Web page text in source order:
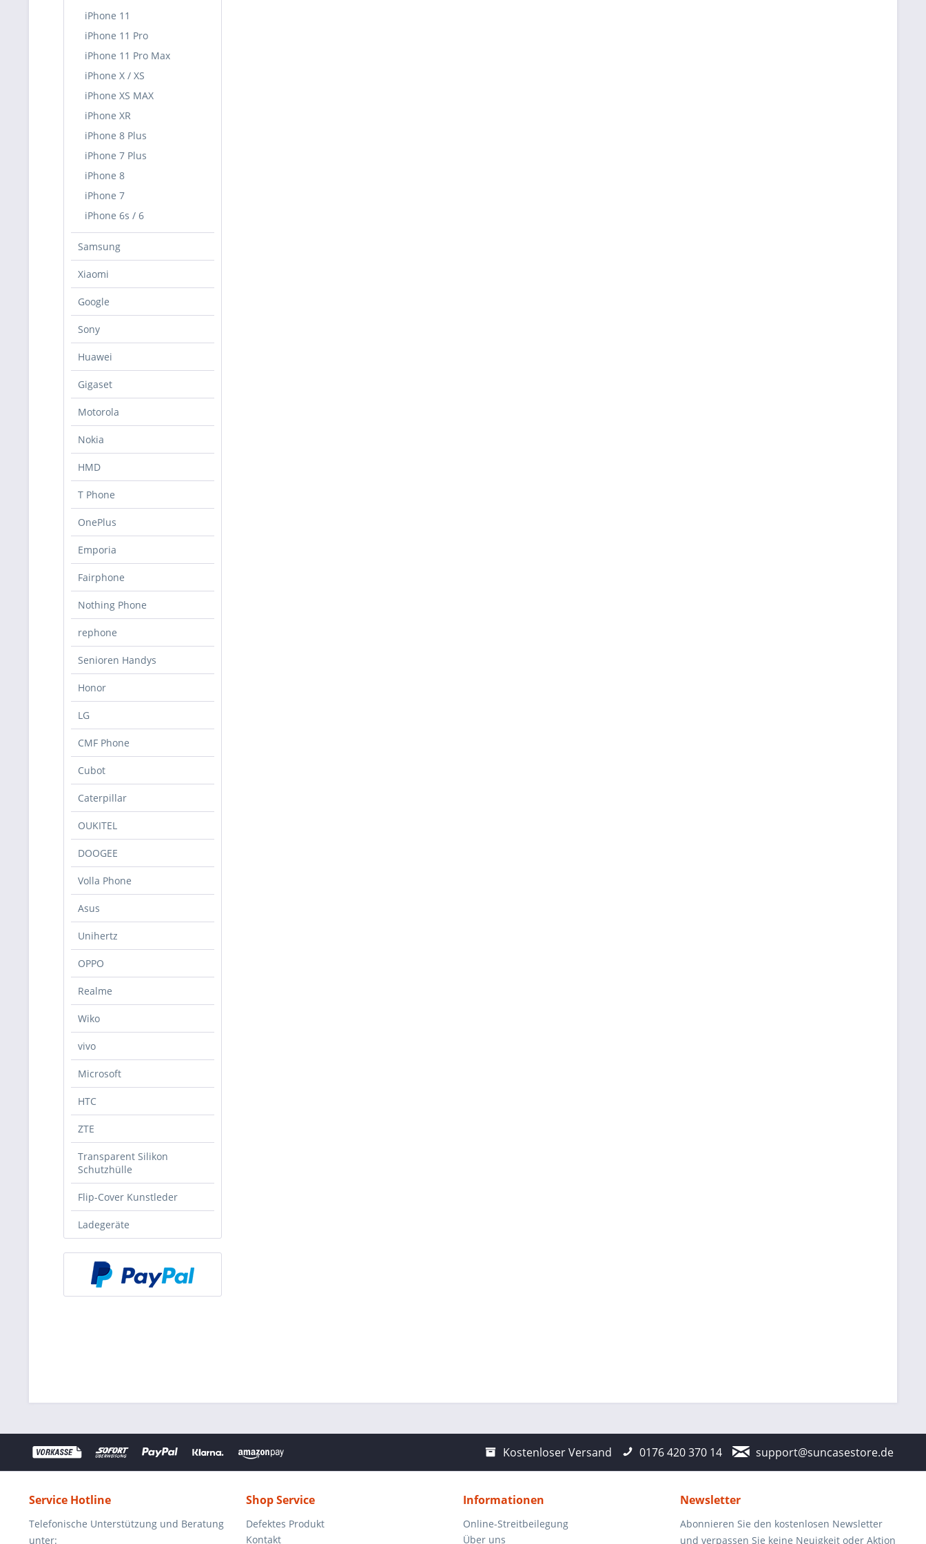
iPhone 11
iPhone 11 Pro
iPhone 11 Pro Max
iPhone X / XS
iPhone XS MAX
iPhone XR
iPhone 8 Plus
iPhone 7 Plus
iPhone 8
iPhone 7
iPhone 6s / 6
Samsung
Xiaomi
Google
Sony
Huawei
Gigaset
Motorola
Nokia
HMD
T Phone
OnePlus
Emporia
Fairphone
Nothing Phone
rephone
Senioren Handys
Honor
LG
CMF Phone
Cubot
Caterpillar
OUKITEL
DOOGEE
Volla Phone
Asus
Unihertz
OPPO
Realme
Wiko
vivo
Microsoft
HTC
ZTE
Transparent Silikon
Schutzhülle
Flip-Cover Kunstleder
Ladegeräte
Kostenloser Versand 0176 420 370 14 support@suncasestore.de
Service Hotline
Telefonische Unterstützung und Beratung
unter:
Shop Service
Defektes Produkt
Kontakt
Informationen
Online-Streitbeilegung
Über uns
Newsletter
Abonnieren Sie den kostenlosen Newsletter
und verpassen Sie keine Neuigkeit oder Aktion